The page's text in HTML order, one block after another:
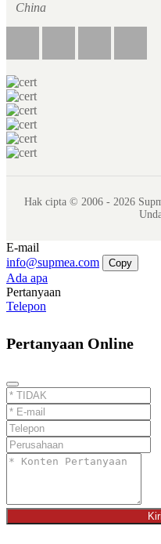
China
Hak cipta © 2006 - 2026
E-mail
info@supmea.com
Copy
Ada apa
Pertanyaan
Telepon
Pertanyaan Online